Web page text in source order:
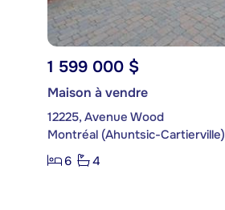
1 599 000 $
Maison à vendre
12225, Avenue Wood
Montréal (Ahuntsic-Cartierville)
6
4